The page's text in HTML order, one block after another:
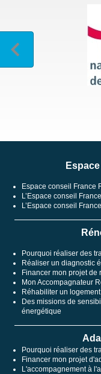
Espace conseil France
L’Espace conseil
L’Espace conseil
Pourquoi réaliser des
Réaliser un diagnostic
Financer mon projet de
Mon Accompagnateur
Réhabiliter un
Des missions de
énergétique
Pourquoi réaliser des
Financer mon projet
L'accompagnement à